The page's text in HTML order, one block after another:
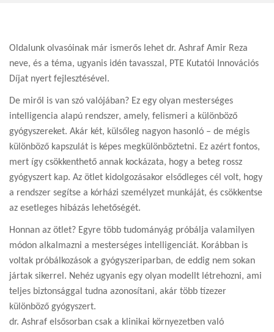
Oldalunk olvasóinak már ismerős lehet dr. Ashraf Amir Reza
neve, és a téma, ugyanis idén tavasszal, PTE Kutatói Innovációs
Díjat nyert fejlesztésével.
De miről is van szó valójában? Ez egy olyan mesterséges
intelligencia alapú rendszer, amely, felismeri a különböző
gyógyszereket. Akár két, külsőleg nagyon hasonló – de mégis
különböző kapszulát is képes megkülönböztetni. Ez azért fontos,
mert így csökkenthető annak kockázata, hogy a beteg rossz
gyógyszert kap. Az ötlet kidolgozásakor elsődleges cél volt, hogy
a rendszer segítse a kórházi személyzet munkáját, és csökkentse
az esetleges hibázás lehetőségét.
Honnan az ötlet? Egyre több tudományág próbálja valamilyen
módon alkalmazni a mesterséges intelligenciát. Korábban is
voltak próbálkozások a gyógyszeriparban, de eddig nem sokan
jártak sikerrel. Nehéz ugyanis egy olyan modellt létrehozni, ami
teljes biztonsággal tudna azonosítani, akár több tízezer
különböző gyógyszert.
dr. Ashraf elsősorban csak a klinikai környezetben való